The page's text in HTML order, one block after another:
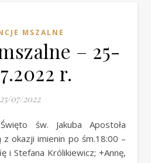
MSZALNE
– 25-
r.
25/07/2022
z okazji imienin po śm.18:00 –
i Stefana Królikiewicz; +Annę,